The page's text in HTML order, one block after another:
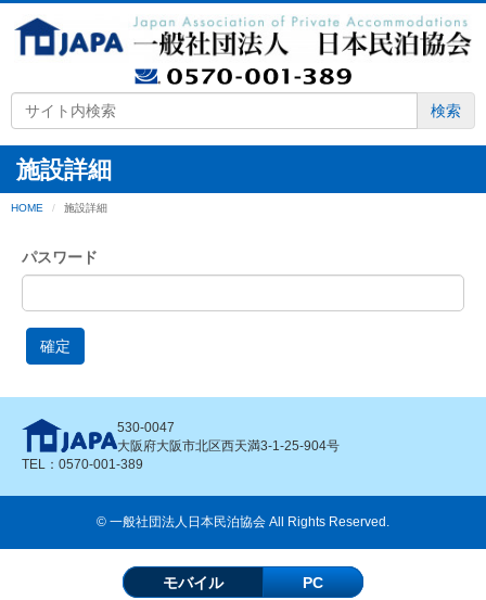
検索
施設詳細
HOME 施設詳細
パスワード
確定
530-0047
大阪府大阪市北区西天満3-1-25-904号
TEL：0570-001-389
© 一般社団法人日本民泊協会 All Rights Reserved.
モバイル PC